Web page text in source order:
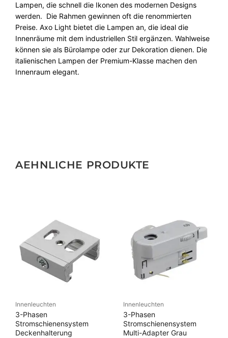
Lampen, die schnell die Ikonen des modernen Designs
werden. Die Rahmen gewinnen oft die renommierten
Preise. Axo Light bietet die Lampen an, die ideal die
Innenräume mit dem industriellen Stil ergänzen. Wahlweise
können sie als Bürolampe oder zur Dekoration dienen. Die
italienischen Lampen der Premium-Klasse machen den
Innenraum elegant.
AEHNLICHE PRODUKTE
Innenleuchten
3-Phasen
Stromschienensystem
Deckenhalterung
Innenleuchten
3-Phasen
Stromschienensystem
Multi-Adapter Grau